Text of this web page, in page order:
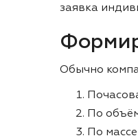
заявка
Обычно
По
По